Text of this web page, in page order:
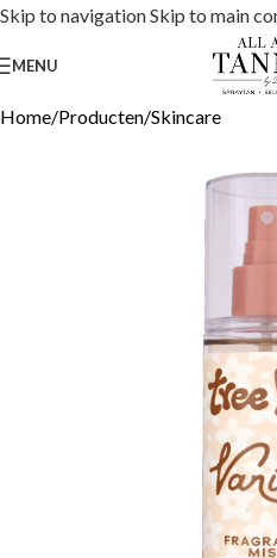
Skip to navigationSkip to main
MENU
Home/Producten/Skincare